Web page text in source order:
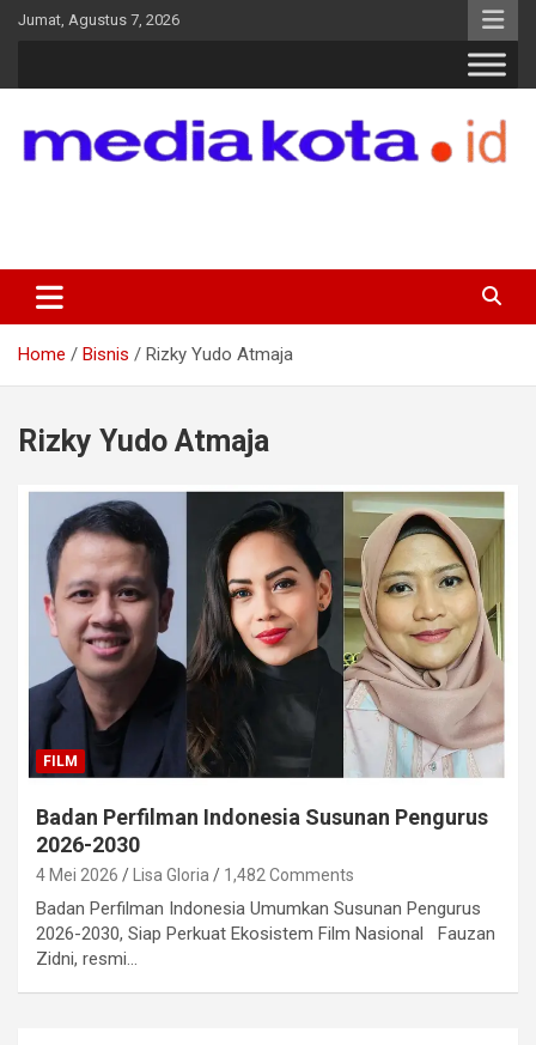
SkipJumat, Agustus 7, 2026
Home Bisnis Rizky Yudo Atmaja
Rizky Yudo Atmaja
FILM
Badan Perfilman Indonesia Susunan Pengurus
2026-2030
4 Mei 2026 Lisa Gloria 1,482 Comments
Badan Perfilman Indonesia Umumkan Susunan Pengurus
2026-2030, Siap Perkuat Ekosistem Film Nasional Fauzan
Zidni, resmi…